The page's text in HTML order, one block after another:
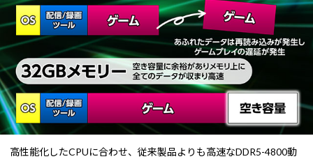
高性能化したCPUに合わせ、従来製品よりも高速なDDR5-4800動